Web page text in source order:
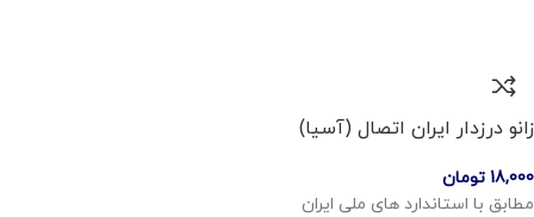
زانو درزدار ایران اتصال (آسیا)
18,000 تومان
مطابق با استاندارد های ملی ایران